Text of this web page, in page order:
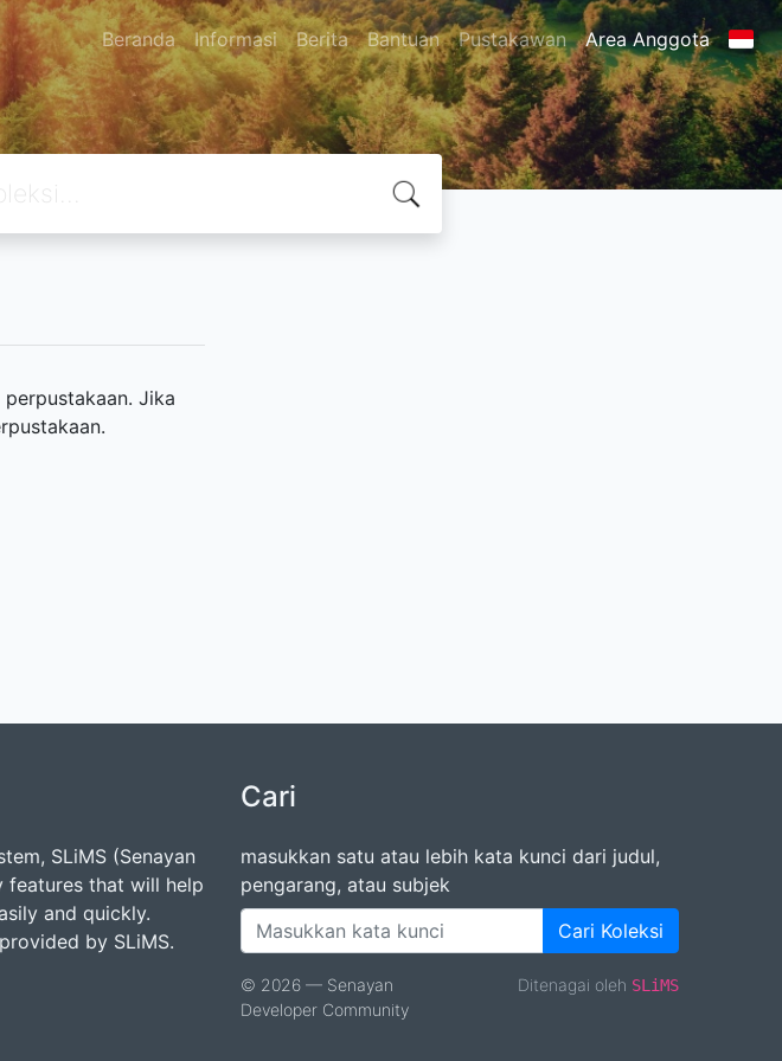
Beranda Informasi Berita Bantuan Pustakawan Area Anggota
Jika
SLiMS (Senayan
features that will help
and quickly.
by SLiMS.
Cari
masukkan satu atau lebih kata kunci dari judul,
pengarang, atau subjek
Cari Koleksi
© 2026 — Senayan
Developer Community
Ditenagai oleh SLiMS